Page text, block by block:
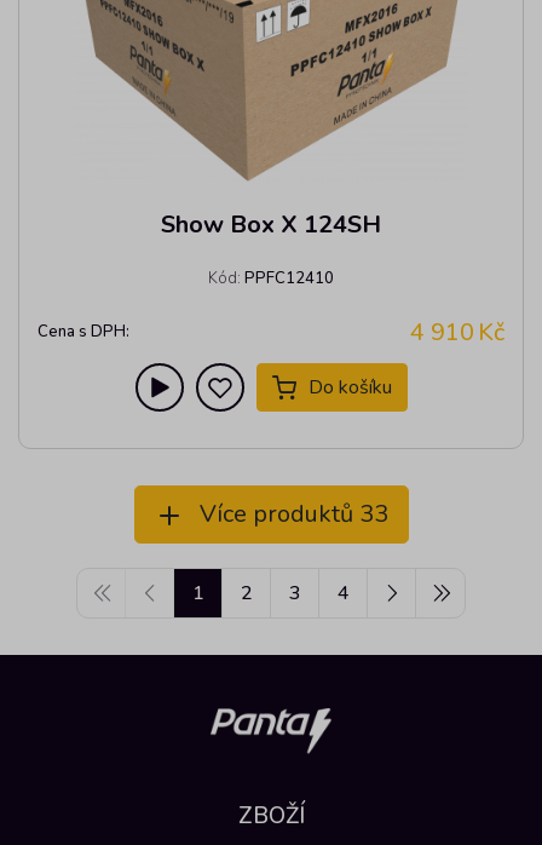
Show Box X 124SH
Kód: PPFC12410
Cena s DPH: 4 910 Kč
Do košíku
Více produktů 33
1 2 3 4
ZBOŽÍ